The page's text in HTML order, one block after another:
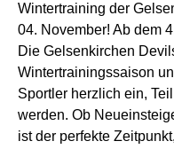
Wintertraining der
04. November! Ab dem
Die Gelsenkirchen
Wintertrainingssaison
Sportler herzlich ein,
werden. Ob
ist der perfekte